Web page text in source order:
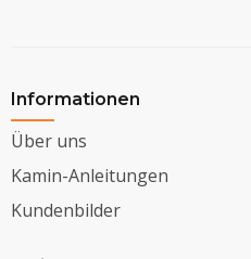
Informationen
Über uns
Kamin-Anleitungen
Kundenbilder